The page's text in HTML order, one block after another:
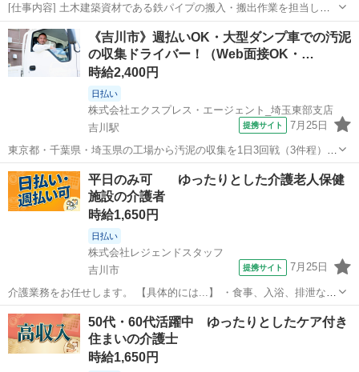
[仕事内容] 土木建築資材である鉄パイプの搬入・搬出作業を担当しま
す。クレーンを用いた資材の吊り上げ、移動、設置における玉掛け作
業が中心です。その他、業務に付随する準備、片付け、整理整頓など
もあります。 ※業務の変更、就業...
埼玉 吉川市 工場
《吉川市》週払いOK・大型ダンプ車での汚泥
の収集ドライバー！（Web面接OK・…
時給2,400円
日払い
株式会社エクスプレス・エージェント_埼玉東部支店
吉川駅
提携サイト 7月25日
東京都・千葉県・埼玉県の工場から汚泥の収集を1日3回戦（3件程）を
行う。★ ▼△ 日収例 △▼ 19,200円～22,200円 ▼△ 月収例
△▼ 403,000円～488,000円 ☆応募後の流れ☆ 担当者：03-5...
埼玉 吉川市 吉川駅 ドライバー
平日のみ可 ゆったりとした介護老人保健
施設の介護者
時給1,650円
日払い
株式会社レジェンドスタッフ
吉川市
提携サイト 7月25日
介護業務をお任せします。 【具体的には...】 ・食事、入浴、排泄など
の日常生活の支援 ・レクリエーションの企画、実施 ・ご家族やケアマ
ネジャーとの相談業務 ・請求等の簡単な事務作業 など ＜オススメ
POINT＞ ◎週2...
埼玉 吉川市 介護
50代・60代活躍中 ゆったりとしたケア付き
住まいの介護士
時給1,650円